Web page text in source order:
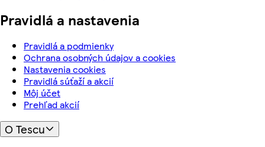
Pravidlá a nastavenia
Pravidlá a podmienky
Ochrana osobných údajov a cookies
Nastavenia cookies
Pravidlá súťaží a akcií
Môj účet
Prehľad akcií
O Tescu